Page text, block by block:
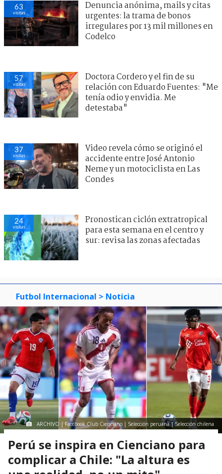
63
visitas
Denuncia anónima, mails y citas
urgentes: la trama de bonos
irregulares por 13 mil millones en
Codelco
57
visitas
Doctora Cordero y el fin de su
relación con Eduardo Fuentes: "Me
tenía odio y envidia. Me
detestaba"
37
visitas
Video revela cómo se originó el
accidente entre José Antonio
Neme y un motociclista en Las
Condes
24
visitas
Pronostican ciclón extratropical
para esta semana en el centro y
sur: revisa las zonas afectadas
Futbol Internacional > Noticia
ARCHIVO | Facebook Club Cienciano | Selección peruana | Selección chilena
Perú se inspira en Cienciano para
complicar a Chile: "La altura es